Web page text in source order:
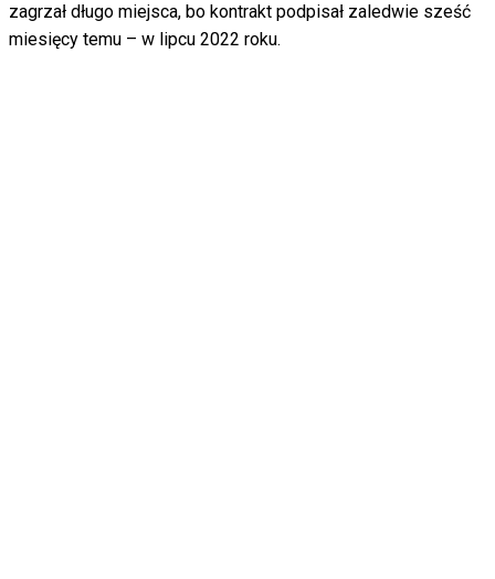
zagrzał długo miejsca, bo kontrakt podpisał zaledwie sześć
miesięcy temu – w lipcu 2022 roku.